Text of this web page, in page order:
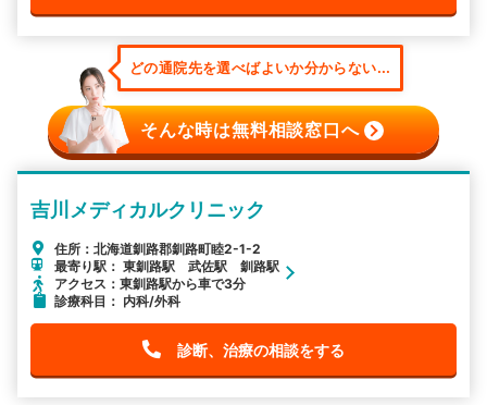
どの通院先を選べばよいか分からない...
そんな時は無料相談窓口へ
吉川メディカルクリニック
住所：北海道釧路郡釧路町睦2-1-2
最寄り駅： 東釧路駅 武佐駅 釧路駅
アクセス：東釧路駅から車で3分
診療科目： 内科/外科
診断、治療の相談をする